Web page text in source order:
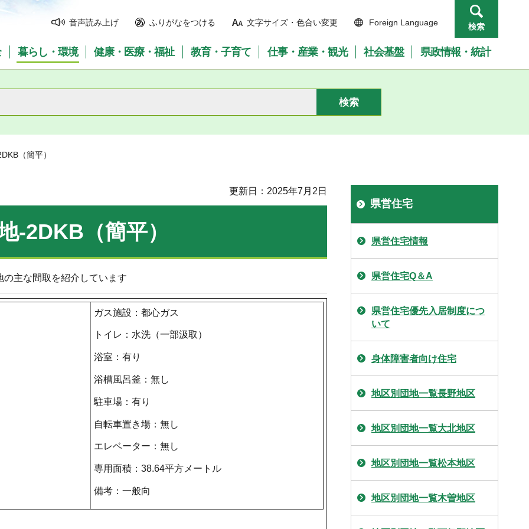
音声読み上げ ふりがなをつける 文字サイズ・色合い変更 Foreign Language 検索
暮らし・環境 健康・医療・福祉 教育・子育て 仕事・産業・観光 社会基盤 県政情報・統計
（簡平）
更新日：2025年7月2日
-2DKB（簡平）
の主な間取を紹介しています
ガス施設：都心ガス
トイレ：水洗（一部汲取）
浴室：有り
浴槽風呂釜：無し
駐車場：有り
自転車置き場：無し
エレベーター：無し
専用面積：38.64平方メートル
備考：一般向
県営住宅
県営住宅情報
県営住宅Q＆A
県営住宅優先入居制度につ
いて
身体障害者向け住宅
地区別団地一覧長野地区
地区別団地一覧大北地区
地区別団地一覧松本地区
地区別団地一覧木曽地区